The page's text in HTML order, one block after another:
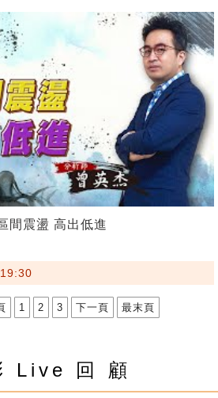
間震盪 高出低進
1 2 3 下一頁 最末頁
Live 回 顧